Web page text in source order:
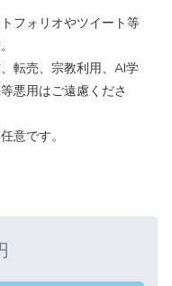
フォリオやツイート等
転売、宗教利用、AI学
悪用はご遠慮くださ
意です。